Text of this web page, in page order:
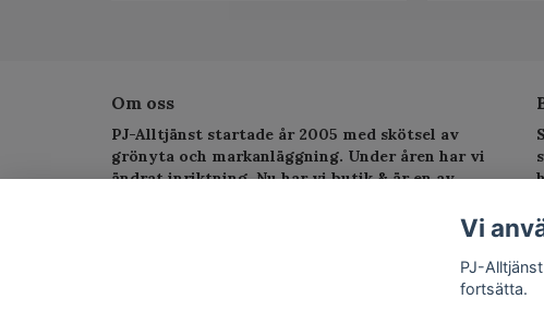
Om oss
PJ-Alltjänst startade år 2005 med skötsel av
grönyta och markanläggning. Under åren har vi
ändrat inriktning. Nu har vi butik & är en av
Vi
PJ-
fortsätta.